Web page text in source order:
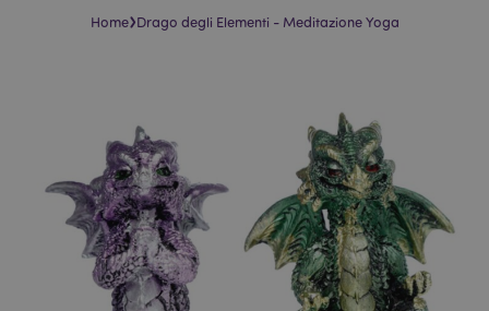
Home›Drago degli Elementi - Meditazione Yoga
immagini